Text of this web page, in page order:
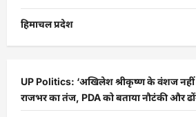
हिमाचल प्रदेश
UP Politics: ‘अखिलेश श्रीकृष्ण के वंशज
राजभर का तंज, PDA को बताया नौटंकी और